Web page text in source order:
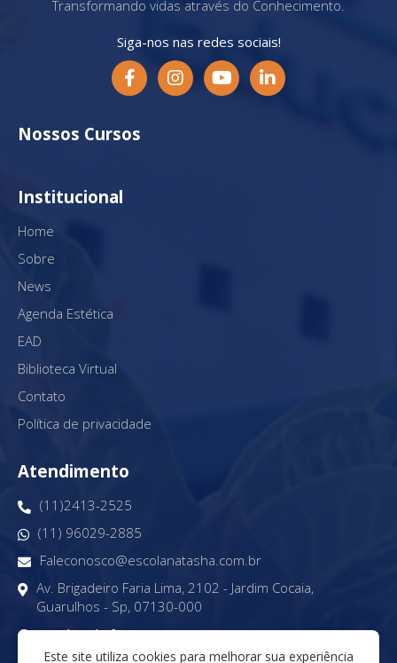
Transformando vidas através do Conhecimento.
Siga-nos nas redes sociais!
Nossos Cursos
Institucional
Home
Sobre
News
Agenda Estética
EAD
Biblioteca Virtual
Contato
Política de privacidade
Atendimento
(11)2413-2525
(11) 96029-2885
Faleconosco@escolanatasha.com.br
Av. Brigadeiro Faria Lima, 2102 - Jardim Cocaia,
Guarulhos - Sp, 07130-000
Horário de funcionamento:
De segunda à sexta, das 08h às 17h
Este site utiliza cookies para melhorar sua experiência